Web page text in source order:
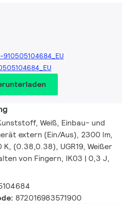
Weiß, Einbau- und
extern (Ein/Aus), 2300 lm,
K, (0.38,0.38), UGR19, Weißer
von Fingern, IK03 | 0,3 J,
872016983571900